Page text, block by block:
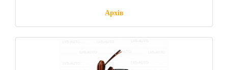
Архів